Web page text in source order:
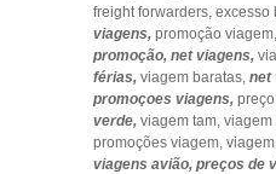
freight forwarders, excesso
viagens, promoção viagem,
promoção, net viagens,
férias, viagem baratas, net
promoçoes viagens,
verde, viagem tam, viagem
promoções viagem,
viagens avião, preços de